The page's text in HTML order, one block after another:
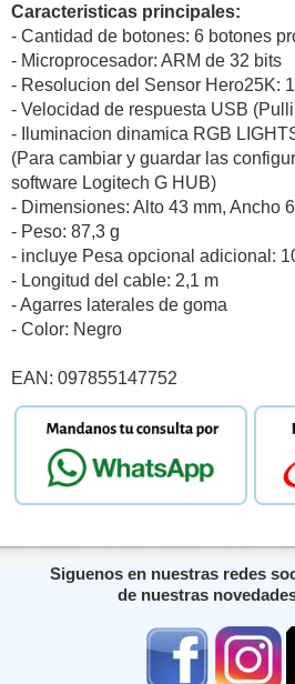
Caracteristicas principales:
- Cantidad de botones: 6 botones
- Microprocesador: ARM de 32 bits
- Resolucion del Sensor Hero25K:
- Velocidad de respuesta USB
- Iluminacion dinamica RGB
(Para cambiar y guardar las
software Logitech G HUB)
- Dimensiones: Alto 43 mm, Ancho
- Peso: 87,3 g
- incluye Pesa opcional adicional:
- Longitud del cable: 2,1 m
- Agarres laterales de goma
- Color: Negro
EAN: 097855147752
Siguenos en nuestras redes
de nuestras